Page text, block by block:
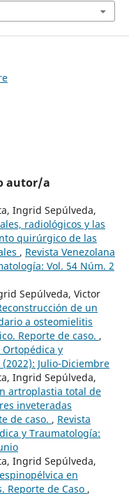
autor/a
Ingrid Sepúlveda,
radiológicos y las
quirúrgico de las
, Revista Venezolana
Vol. 54 Núm. 2
Sepúlveda, Victor
de un
a osteomielitis
Reporte de caso. ,
Ortopédica y
Julio-Diciembre
Ingrid Sepúlveda,
artroplastia total de
inveteradas
de caso. , Revista
y Traumatología:
Ingrid Sepúlveda,
en
Reporte de Caso ,